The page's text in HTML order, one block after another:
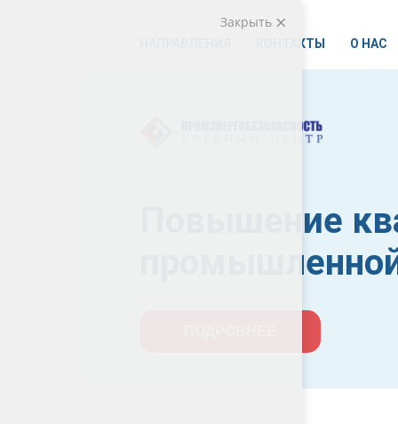
КОНТАКТЫ О НАС
Повышение
Закрыть